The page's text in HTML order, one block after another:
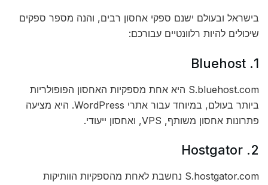
בישראל ובעולם ישנם ספקי אחסון רבים, והנה מספר ספקים
שיכולים להיות רלוונטיים עבורכם:
1. Bluehost
S.bluehost.com היא אחת מספקיות האחסון הפופולריות
ביותר בעולם, במיוחד עבור אתרי WordPress. היא מציעה
פתרונות אחסון משותף, VPS, ואחסון ייעודי.
2. Hostgator
S.hostgator.com נחשבת לאחת מהספקיות הוותיקות